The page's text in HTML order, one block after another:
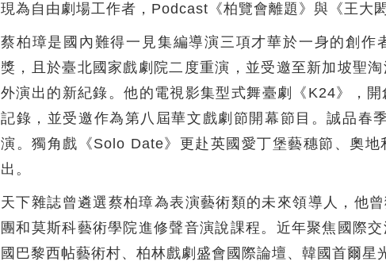
現為自由劇場工作者，Podcast《柏覽會離題》與《王大
蔡柏璋是國內難得一見集編導演三項才華於一身的創作
獎，且於臺北國家戲劇院二度重演，並受邀至新加坡聖
外演出的新紀錄。他的電視影集型式舞臺劇《K24》，
記錄，並受邀作為第八屆華文戲劇節開幕節目。誠品春
演。獨角戲《Solo Date》更赴英國愛丁堡藝穗節、奧
出。
天下雜誌曾遴選蔡柏璋為表演藝術類的未來領導人，他
團和莫斯科藝術學院進修聲音演說課程。近年聚焦國際
國巴黎西帖藝術村、柏林戲劇盛會國際論壇、韓國首爾星